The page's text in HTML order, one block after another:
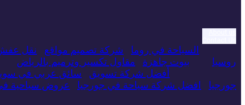
السياحة في روما شركة تصميم مواقع نقل
روسيا
بيوت جاهزة
مقاول تكسير وترميم بالرياض
أفضل شركة تسويق
سائق عربي في
جورجيا
افضل شركة سياحة في جورجيا عروض سياحية